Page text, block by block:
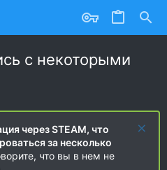
с некоторыми
через STEAM, что
за несколько
что вы в нем не